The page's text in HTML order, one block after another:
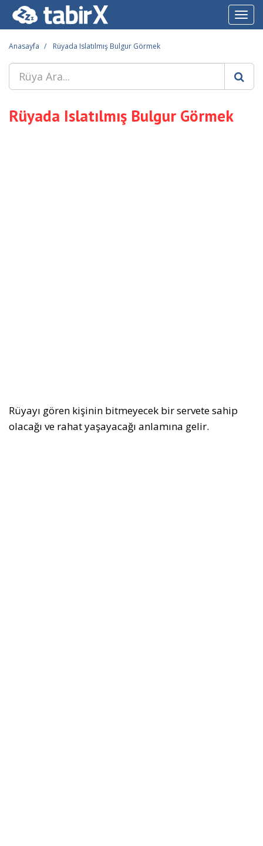
Anasayfa Rüyada Islatılmış Bulgur Görmek
Rüyada Islatılmış Bulgur Görmek
Rüyayı gören kişinin bitmeyecek bir servete sahip
olacağı ve rahat yaşayacağı anlamına gelir.